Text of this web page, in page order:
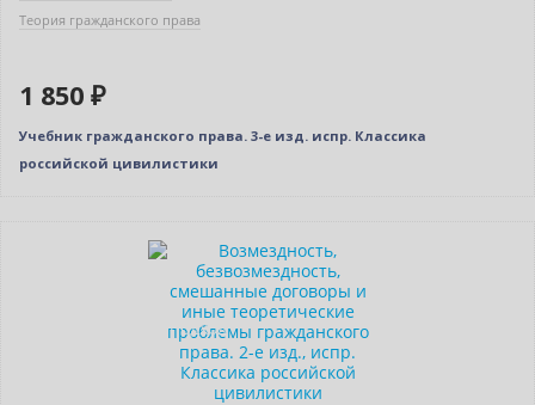
Теория гражданского права
1 850 ₽
Учебник гражданского права. 3-е изд. испр. Классика
российской цивилистики
Индивидуальный подход